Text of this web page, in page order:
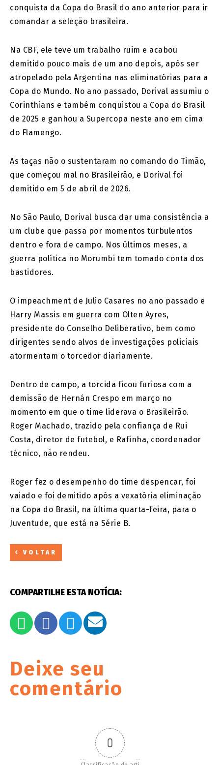
conquista da Copa do Brasil do ano anterior para ir
comandar a seleção brasileira.
Na CBF, ele teve um trabalho ruim e acabou
demitido pouco mais de um ano depois, após ser
atropelado pela Argentina nas eliminatórias para a
Copa do Mundo. No ano passado, Dorival assumiu o
Corinthians e também conquistou a Copa do Brasil
de 2025 e ganhou a Supercopa neste ano em cima
do Flamengo.
As taças não o sustentaram no comando do Timão,
que começou mal no Brasileirão, e Dorival foi
demitido em 5 de abril de 2026.
No São Paulo, Dorival busca dar uma consistência a
um clube que passa por momentos turbulentos
dentro e fora de campo. Nos últimos meses, a
guerra política no Morumbi tem tomado conta dos
bastidores.
O impeachment de Julio Casares no ano passado e
Harry Massis em guerra com Olten Ayres,
presidente do Conselho Deliberativo, bem como
dirigentes sendo alvos de investigações policiais
atormentam o torcedor diariamente.
Dentro de campo, a torcida ficou furiosa com a
demissão de Hernán Crespo em março no
momento em que o time liderava o Brasileirão.
Roger Machado, trazido pela confiança de Rui
Costa, diretor de futebol, e Rafinha, coordenador
técnico, não rendeu.
Roger fez o desempenho do time despencar, foi
vaiado e foi demitido após a vexatória eliminação
na Copa do Brasil, na última quarta-feira, para o
Juventude, que está na Série B.
VOLTAR
COMPARTILHE ESTA NOTÍCIA:
Deixe seu
comentário
0